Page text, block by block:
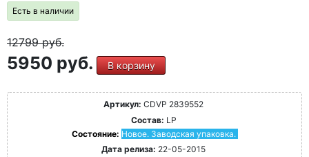
Есть в наличии
12799руб.
5950 руб. В корзину
Артикул: CDVP 2839552
Состав: LP
Состояние: Новое. Заводская упаковка.
Дата релиза: 22-05-2015